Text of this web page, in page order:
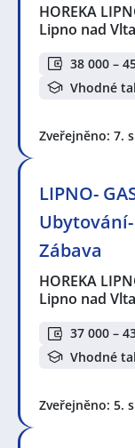
HOREKA
Lipno nad
38 000 –
Vhodné
Zveřejněno: 7.
LIPNO-
Zábava
HOREKA
Lipno nad
37 000 –
Vhodné
Zveřejněno: 5.